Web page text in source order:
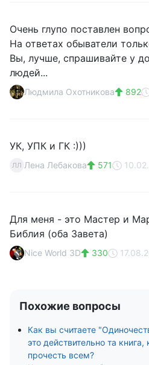
Очень глупо поставлен
На ответах обыватели
Вы, лучше, спрашивайте у
людей...
Людмила Охотникова 892
УК, УПК и ГК :)))
ЛЛ Лена Лебакова 571
Для меня - это Мастер и
Библия (оба Завета)
Nice World 3D 330
Похожие вопросы
Как вы считаете
это действительно та
прочесть всем?